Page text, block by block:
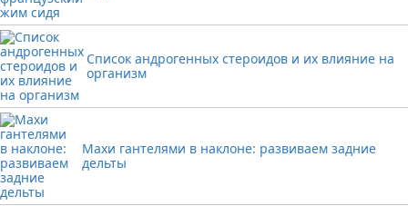
Список андрогенных стероидов и их влияние на
организм
Махи гантелями в наклоне: развиваем задние
дельты